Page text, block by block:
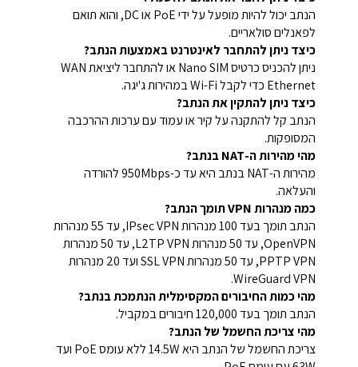
הנתב יכול להיות מופעל על ידי PoE או DC, והוא תואם
לפאנלים סולאריים.
כיצד ניתן להתחבר לאינטרנט באמצעות הנתב?
ניתן להכניס כרטיס Nano SIM או להתחבר ליציאת WAN
Ethernet כדי לקבל Wi-Fi במהירות ג'יגה.
כיצד ניתן להתקין את הנתב?
הנתב קל להתקנה על קיר או עמוד עם ערכות ההרכבה
המסופקות.
מהי מהירות ה-NAT בנתב?
מהירות ה-NAT בנתב היא עד כ-950Mbps להורדה
והעלאה.
כמה מנהרות VPN תומך הנתב?
הנתב תומך בעד 100 מנהרות IPsec VPN, עד 55 מנהרות
OpenVPN, עד 50 מנהרות L2TP VPN, עד 50 מנהרות
PPTP VPN, עד 50 מנהרות SSL VPN ועד 20 מנהרות
WireGuard VPN.
מהי כמות החיבורים המקסימלית הנתמכת בנתב?
הנתב תומך בעד 120,000 חיבורים במקביל.
מהי צריכת החשמל של הנתב?
צריכת החשמל של הנתב היא 14.5W ללא עומס PoE ועד